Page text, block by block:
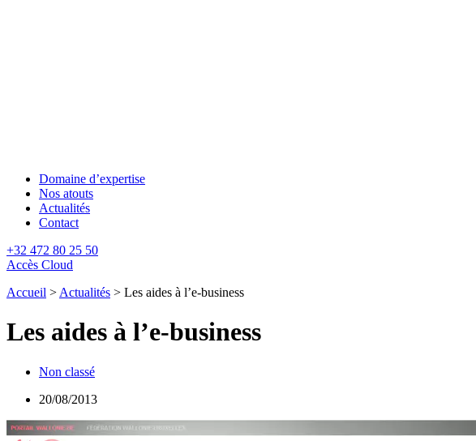
Domaine d’expertise
Nos atouts
Actualités
Contact
+32 472 80 25 50
Accès Cloud
Accueil > Actualités > Les aides à l’e-business
Les aides à l’e-business
Non classé
20/08/2013